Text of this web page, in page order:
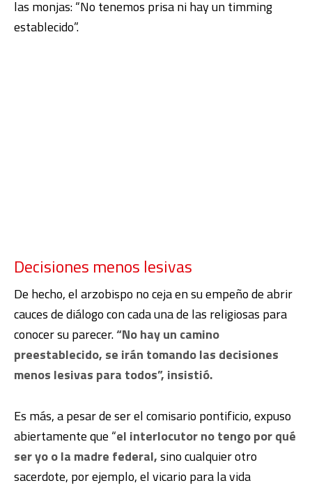
las monjas: “No tenemos prisa ni hay un timming
establecido”.
Decisiones menos lesivas
De hecho, el arzobispo no ceja en su empeño de abrir
cauces de diálogo con cada una de las religiosas para
conocer su parecer.“No hay un camino
preestablecido, se irán tomando las decisiones
menos lesivas para todos”, insistió.
Es más, a pesar de ser el comisario pontificio, expuso
abiertamente que “el interlocutor no tengo por qué
ser yo o la madre federal,sino cualquier otro
sacerdote, por ejemplo, el vicario para la vida